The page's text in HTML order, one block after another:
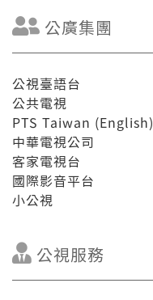
公廣集團
公視臺語台
公共電視
PTS Taiwan (English)
中華電視公司
客家電視台
國際影音平台
小公視
公視服務